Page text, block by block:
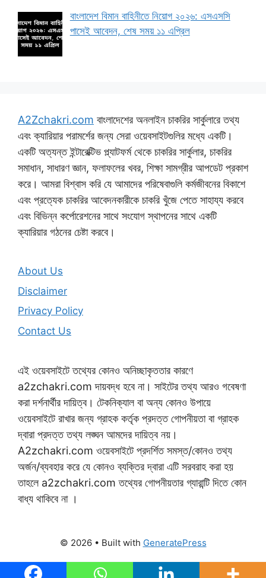
বাংলাদেশ বিমান বাহিনীতে নিয়োগ ২০২৬: এসএসসি
পাসেই আবেদন, শেষ সময় ১১ এপ্রিল
A2Zchakri.com বাংলাদেশের অনলাইন চাকরির সার্কুলারে তথ্য
এবং ক্যারিয়ার পরামর্শের জন্য সেরা ওয়েবসাইটগুলির মধ্যে একটি।
একটি অত্যন্ত ইন্টারেক্টিভ প্ল্যাটফর্ম থেকে চাকরির সার্কুলার, চাকরির
সমাধান, সাধারণ জ্ঞান, ফলাফলের খবর, শিক্ষা সামগ্রীর আপডেট প্রকাশ
করে। আমরা বিশ্বাস করি যে আমাদের পরিষেবাগুলি কর্মজীবনের বিকাশে
এবং প্রত্যেক চাকরির আবেদনকারীকে চাকরি খুঁজে পেতে সাহায্য করবে
এবং বিভিন্ন কর্পোরেশনের সাথে সংযোগ স্থাপনের সাথে একটি
ক্যারিয়ার গঠনের চেষ্টা করবে।
About Us
Disclaimer
Privacy Policy
Contact Us
এই ওয়েবসাইটে তথ্যের কোনও অনিচ্ছাকৃততার কারণে
a2zchakri.com দায়বদ্ধ হবে না। সাইটের তথ্য আরও গবেষণা
করা দর্শনার্থীর দায়িত্ব। টেকনিক্যাল বা অন্য কোনও উপায়ে
ওয়েবসাইটে রাখার জন্য গ্রাহক কর্তৃক প্রদত্ত গোপনীয়তা বা গ্রাহক
দ্বারা প্রদত্ত তথ্য লঙ্ঘন আমদের দায়িত্ব নয়।
A2zchakri.com ওয়েবসাইটে প্রদর্শিত সমস্ত/কোনও তথ্য
অর্জন/ব্যবহার করে যে কোনও ব্যক্তির দ্বারা এটি সরবরাহ করা হয়
তাহলে a2zchakri.com তথ্যের গোপনীয়তার গ্যারান্টি দিতে কোন
বাধ্য থাকিবে না ।
© 2026 • Built with GeneratePress